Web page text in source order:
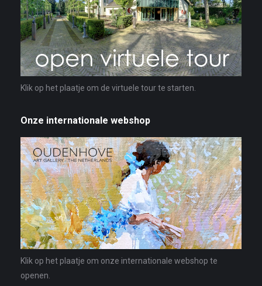
Klik op het plaatje om de virtuele tour te starten.
Onze internationale webshop
Klik op het plaatje om onze internationale webshop te
openen.